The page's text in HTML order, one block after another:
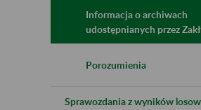
Informacja o archiwach
udostępnianych przez
Porozumienia
Sprawozdania z wyników